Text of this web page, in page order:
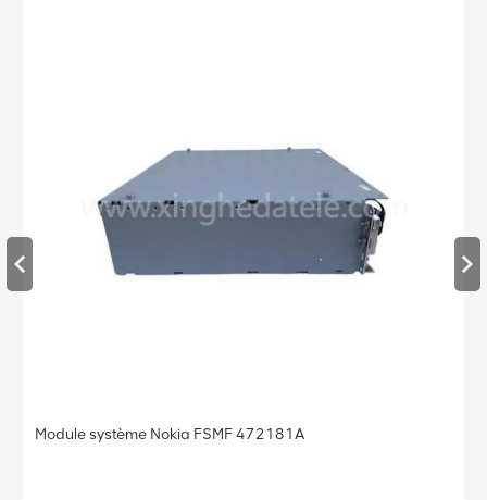
Station de base Nokia FRGU RRU 472956A MODULE